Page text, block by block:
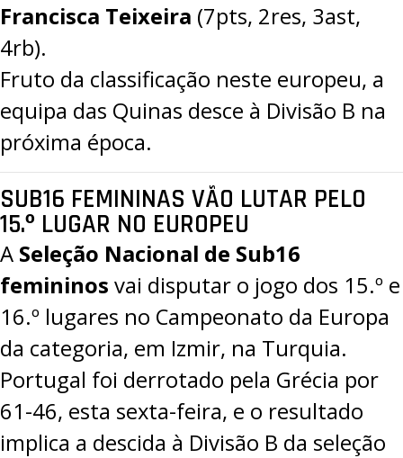
Francisca Teixeira (7pts, 2res, 3ast,
4rb).
Fruto da classificação neste europeu, a
equipa das Quinas desce à Divisão B na
próxima época.
SUB16 FEMININAS VÃO LUTAR PELO
15.º LUGAR NO EUROPEU
A Seleção Nacional de Sub16
femininos vai disputar o jogo dos 15.º e
16.º lugares no Campeonato da Europa
da categoria, em Izmir, na Turquia.
Portugal foi derrotado pela Grécia por
61-46, esta sexta-feira, e o resultado
implica a descida à Divisão B da seleção